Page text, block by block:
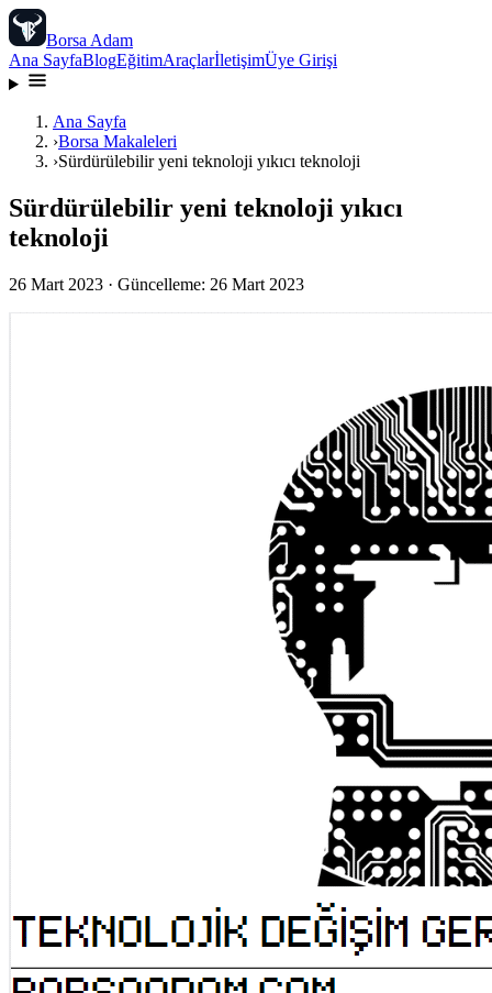
Borsa Adam
Ana SayfaBlogEğitimAraçlarİletişimÜye Girişi
Ana Sayfa
›Borsa Makaleleri
›Sürdürülebilir yeni teknoloji yıkıcı teknoloji
Sürdürülebilir yeni teknoloji yıkıcı
teknoloji
26 Mart 2023 · Güncelleme: 26 Mart 2023